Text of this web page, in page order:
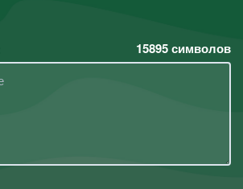
15895символов